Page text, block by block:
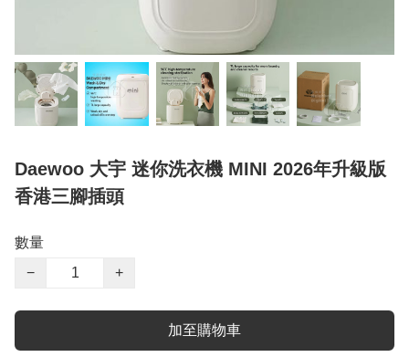
Daewoo 大宇 迷你洗衣機 MINI 2026年升級版
香港三腳插頭
數量
−
+
加至購物車